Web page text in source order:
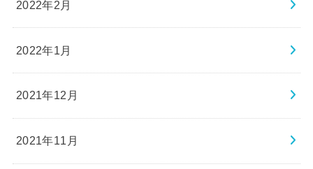
2022年2月
2022年1月
2021年12月
2021年11月